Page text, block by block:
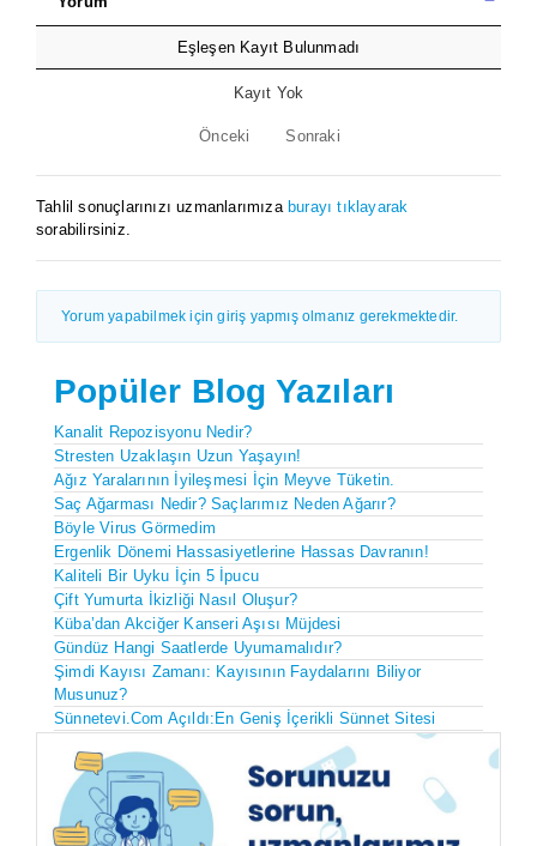
Eşleşen Kayıt Bulunmadı
Kayıt Yok
Önceki Sonraki
Tahlil sonuçlarınızı uzmanlarımıza burayı tıklayarak
sorabilirsiniz.
Yorum yapabilmek için giriş yapmış olmanız gerekmektedir.
Popüler Blog Yazıları
Kanalit Repozisyonu Nedir?
Stresten Uzaklaşın Uzun Yaşayın!
Ağız Yaralarının İyileşmesi İçin Meyve Tüketin.
Saç Ağarması Nedir? Saçlarımız Neden Ağarır?
Böyle Virus Görmedim
Ergenlik Dönemi Hassasiyetlerine Hassas Davranın!
Kaliteli Bir Uyku İçin 5 İpucu
Çift Yumurta İkizliği Nasıl Oluşur?
Küba’dan Akciğer Kanseri Aşısı Müjdesi
Gündüz Hangi Saatlerde Uyumamalıdır?
Şimdi Kayısı Zamanı: Kayısının Faydalarını Biliyor
Musunuz?
Sünnetevi.com Açıldı:En Geniş İçerikli Sünnet Sitesi